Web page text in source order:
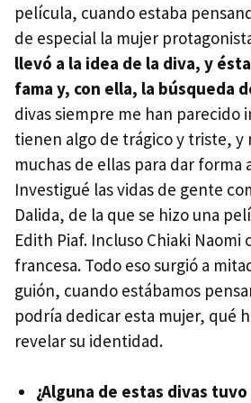
película, cuando estaba
de especial la mujer
llevó a la idea de la diva, y
fama y, con ella, la búsqueda
divas siempre me han parecido
tienen algo de trágico y triste, y
muchas de ellas para dar forma
Investigué las vidas de gente
Dalida, de la que se hizo una
Edith Piaf. Incluso Chiaki Naomi
francesa. Todo eso surgió a
guión, cuando estábamos
podría dedicar esta mujer, qué
revelar su identidad.
¿Alguna de estas divas